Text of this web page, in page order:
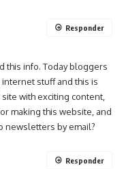
this info. Today bloggers
stuff and this is
with exciting content,
making this website, and
newsletters by email?
Responder
Responder